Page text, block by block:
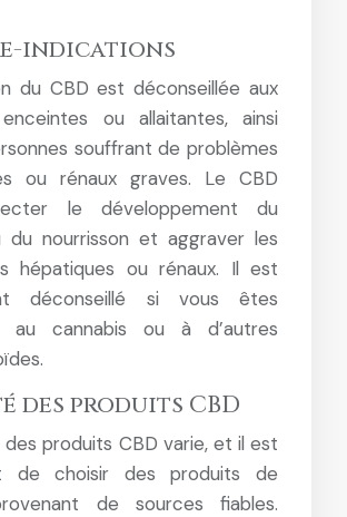
indications
du CBD est déconseillée aux
ou allaitantes, ainsi
souffrant de problèmes
ou rénaux graves. Le CBD
le développement du
nourrisson et aggraver les
hépatiques ou rénaux. Il est
déconseillé si vous êtes
au cannabis ou à d’autres
des produits CBD
des produits CBD varie, et il est
de choisir des produits de
de sources fiables.